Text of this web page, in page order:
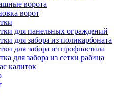
ворота
ворот
для панельных ограждений
для забора из поликарбоната
для забора из профнастила
для забора из сетки рабица
калиток